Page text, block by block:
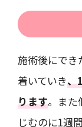
施術後にでき
着いていき、
ります。また
じむのに1週